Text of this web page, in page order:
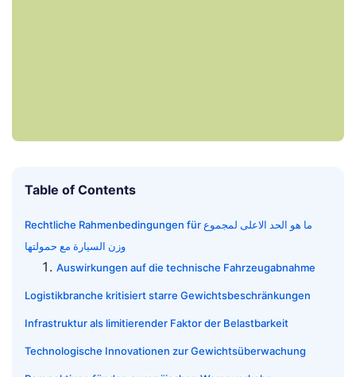
Table of Contents
Rechtliche Rahmenbedingungen für ما هو الحد الاعلى لمجموع
وزن السيارة مع حمولتها
Auswirkungen auf die technische Fahrzeugabnahme
Logistikbranche kritisiert starre Gewichtsbeschränkungen
Infrastruktur als limitierender Faktor der Belastbarkeit
Technologische Innovationen zur Gewichtsüberwachung